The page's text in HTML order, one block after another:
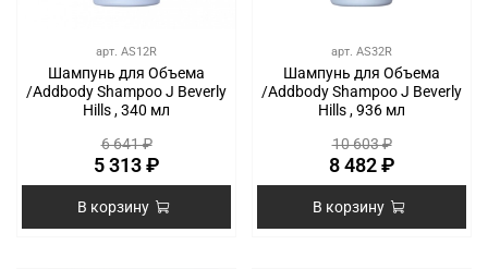
арт. AS12R
Шампунь для Объема
/Addbody Shampoo J Beverly
Hills , 340 мл
6 641 ₽
5 313 ₽
В корзину
арт. AS32R
Шампунь для Объема
/Addbody Shampoo J Beverly
Hills , 936 мл
10 603 ₽
8 482 ₽
В корзину